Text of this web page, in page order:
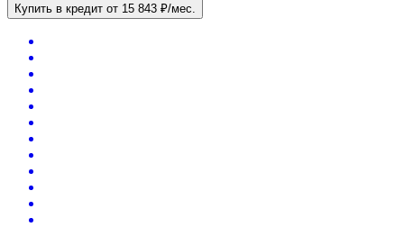
Купить в кредит от 15 843 ₽/мес.